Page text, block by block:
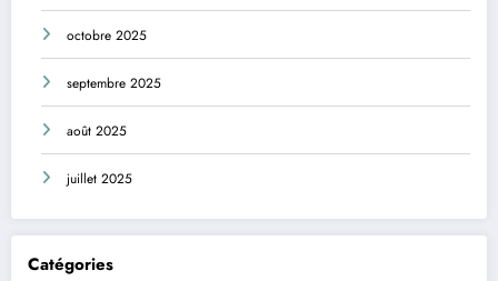
octobre 2025
septembre 2025
août 2025
juillet 2025
Catégories